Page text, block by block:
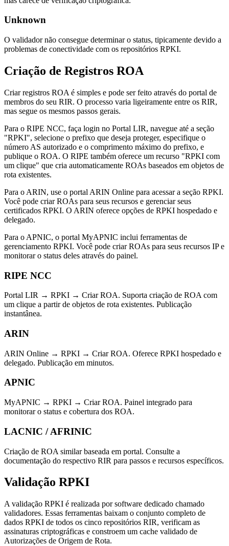
Unknown
O validador não consegue determinar o status, tipicamente devido a
problemas de conectividade com os repositórios RPKI.
Criação de Registros ROA
Criar registros ROA é simples e pode ser feito através do portal de
membros do seu RIR. O processo varia ligeiramente entre os RIR,
mas segue os mesmos passos gerais.
Para o RIPE NCC, faça login no Portal LIR, navegue até a seção
"RPKI", selecione o prefixo que deseja proteger, especifique o
número AS autorizado e o comprimento máximo do prefixo, e
publique o ROA. O RIPE também oferece um recurso "RPKI com
um clique" que cria automaticamente ROAs baseados em objetos de
rota existentes.
Para o ARIN, use o portal ARIN Online para acessar a seção RPKI.
Você pode criar ROAs para seus recursos e gerenciar seus
certificados RPKI. O ARIN oferece opções de RPKI hospedado e
delegado.
Para o APNIC, o portal MyAPNIC inclui ferramentas de
gerenciamento RPKI. Você pode criar ROAs para seus recursos IP e
monitorar o status deles através do painel.
RIPE NCC
Portal LIR → RPKI → Criar ROA. Suporta criação de ROA com
um clique a partir de objetos de rota existentes. Publicação
instantânea.
ARIN
ARIN Online → RPKI → Criar ROA. Oferece RPKI hospedado e
delegado. Publicação em minutos.
APNIC
MyAPNIC → RPKI → Criar ROA. Painel integrado para
monitorar o status e cobertura dos ROA.
LACNIC / AFRINIC
Criação de ROA similar baseada em portal. Consulte a
documentação do respectivo RIR para passos e recursos específicos.
Validação RPKI
A validação RPKI é realizada por software dedicado chamado
validadores. Essas ferramentas baixam o conjunto completo de
dados RPKI de todos os cinco repositórios RIR, verificam as
assinaturas criptográficas e constroem um cache validado de
Autorizações de Origem de Rota.